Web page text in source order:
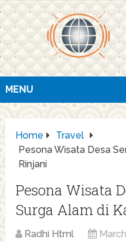
MENU
Home
Travel
Pesona Wisata Desa
Rinjani
Pesona Wisata
Surga Alam di
Radhi Html